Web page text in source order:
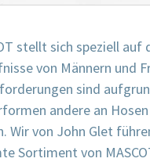
stellt sich speziell auf
von Männern und
sind
andere an
Wir von John Glet
Sortiment von